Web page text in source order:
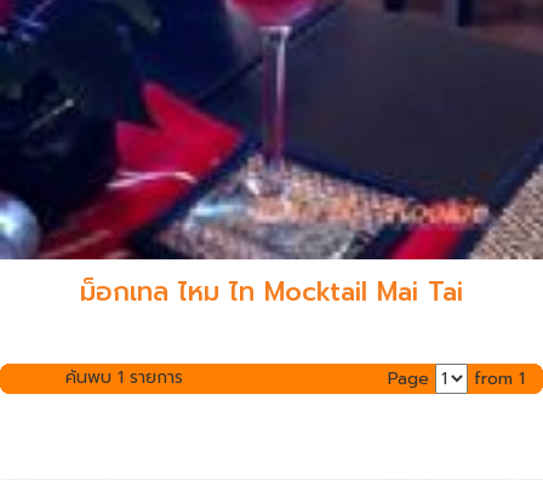
ม็อกเทล ไหม ไท Mocktail Mai Tai
ค้นพบ 1 รายการ Page from 1